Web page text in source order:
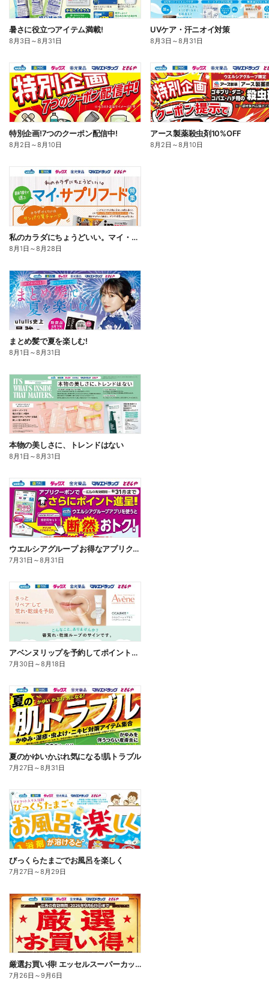
暑さに役立つアイテム満載!
8月3日 ～8月31日
UVケア・汗ニオイ対策
8月3日 ～8月31日
特別企画!7つのクーポン配信中!
8月2日 ～8月10日
アース製薬殺虫剤10%OFF
8月2日 ～8月10日
私のカラダにちょうどいい。マイ・サプリフード
8月1日 ～8月28日
まとめ髪で夏を楽しむ!
8月1日 ～8月31日
本物の美しさに、トレンドはない
8月1日 ～8月31日
ウエルシアグループ お得なアプリクーポン
7月31日 ～8月31日
アベンヌリップを予約してポイントゲット!
7月30日 ～8月18日
夏のかゆいかぶれ気になる!肌トラブル
7月27日 ～8月31日
びっくらたまごでお風呂を楽しく
7月27日 ～8月29日
厳選お買い得! エッセルスーパーカップ
7月26日 ～9月6日